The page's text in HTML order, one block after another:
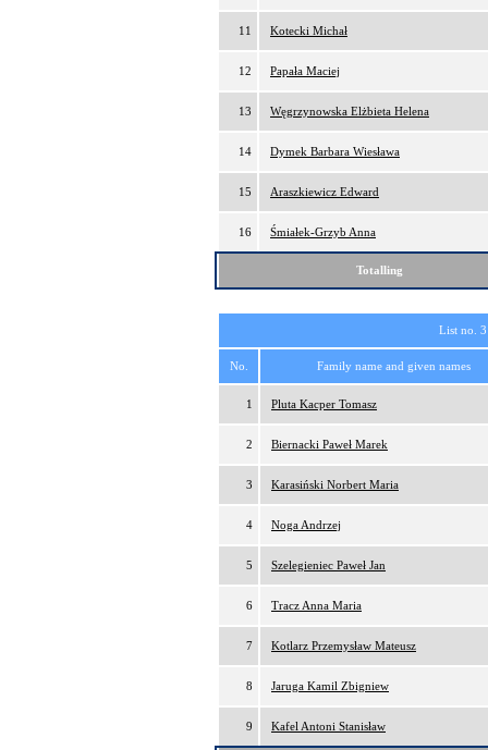
11 Kotecki Michał
12 Papała Maciej
13 Węgrzynowska Elżbieta Helena
14 Dymek Barbara Wiesława
15 Araszkiewicz Edward
16 Śmiałek-Grzyb Anna
Totalling
List no.
No. Family name and given names
1 Pluta Kacper Tomasz
2 Biernacki Paweł Marek
3 Karasiński Norbert Maria
4 Noga Andrzej
5 Szelegieniec Paweł Jan
6 Tracz Anna Maria
7 Kotlarz Przemysław Mateusz
8 Jaruga Kamil Zbigniew
9 Kafel Antoni Stanisław